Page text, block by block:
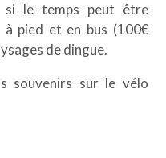
si le temps peut être
à pied et en bus (100€
de dingue.
souvenirs sur le vélo